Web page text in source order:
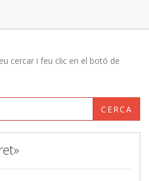
cercar i feu clic en el botó de
CERCA